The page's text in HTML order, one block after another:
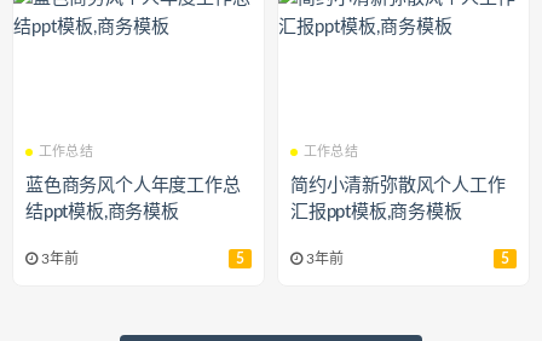
工作总结
蓝色商务风个人年度工作总
结ppt模板,商务模板
3年前 5
工作总结
简约小清新弥散风个人工作
汇报ppt模板,商务模板
3年前 5